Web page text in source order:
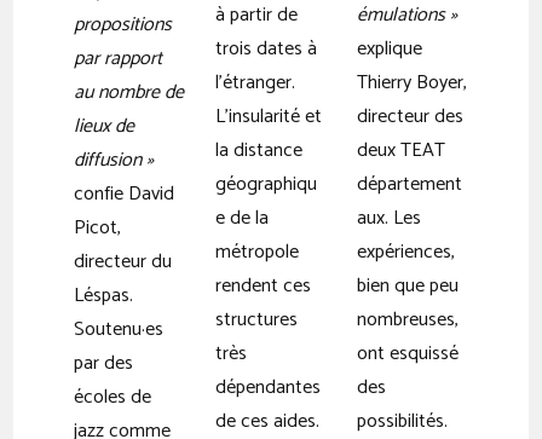
propositions
par rapport
au nombre de
lieux de
diffusion »
confie David
Picot,
directeur du
Léspas.
Soutenu·es
par des
écoles de
jazz comme
à partir de
trois dates à
l’étranger.
L’insularité et
la distance
géographiqu
e de la
métropole
rendent ces
structures
très
dépendantes
de ces aides.
émulations »
explique
Thierry Boyer,
directeur des
deux TEAT
département
aux. Les
expériences,
bien que peu
nombreuses,
ont esquissé
des
possibilités.